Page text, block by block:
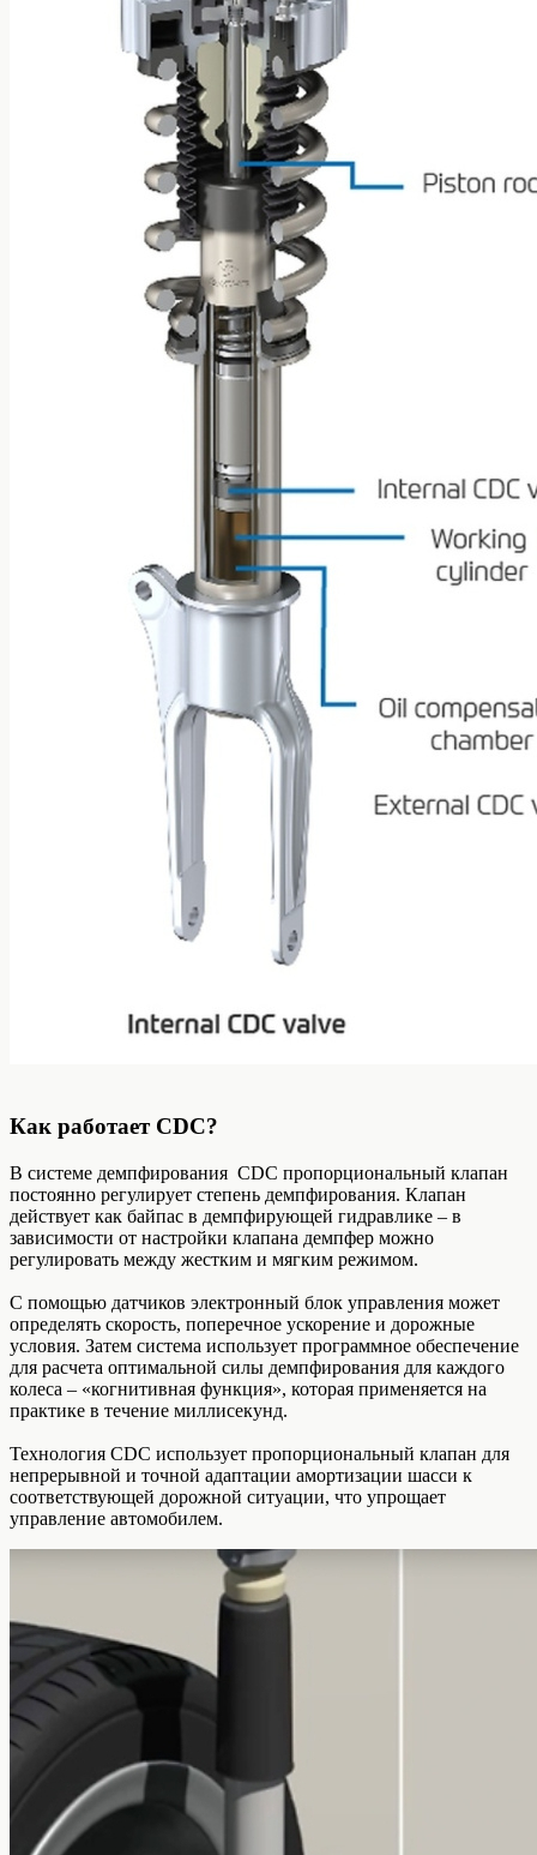
Как работает CDC?
В системе демпфирования CDC пропорциональный клапан
постоянно регулирует степень демпфирования. Клапан
действует как байпас в демпфирующей гидравлике – в
зависимости от настройки клапана демпфер можно
регулировать между жестким и мягким режимом.
С помощью датчиков электронный блок управления может
определять скорость, поперечное ускорение и дорожные
условия. Затем система использует программное обеспечение
для расчета оптимальной силы демпфирования для каждого
колеса – «когнитивная функция», которая применяется на
практике в течение миллисекунд.
Технология CDC использует пропорциональный клапан для
непрерывной и точной адаптации амортизации шасси к
соответствующей дорожной ситуации, что упрощает
управление автомобилем.